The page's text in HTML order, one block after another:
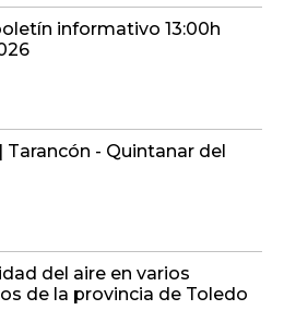
informativo 13:00h
Tarancón - Quintanar del
del aire en varios
de la provincia de Toledo